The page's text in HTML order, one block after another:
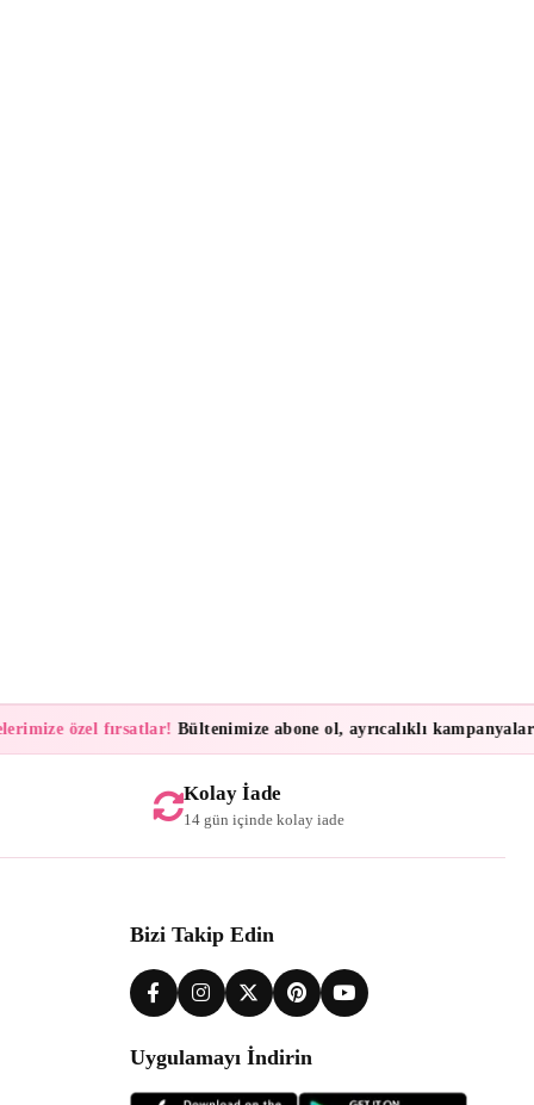
özel fırsatlar!Bültenimize abone ol, ayrıcalıklı kampanyalar
Kolay İade
14 gün içinde kolay iade
Bizi Takip Edin
Uygulamayı İndirin